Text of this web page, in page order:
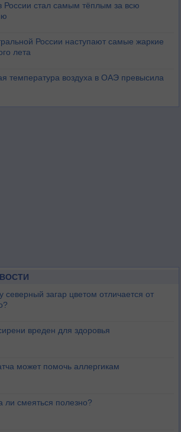
России стал самым тёплым за всю
России наступают самые жаркие
лета
температура воздуха в ОАЭ превысила
северный загар цветом отличается от
вреден для здоровья
может помочь аллергикам
ли смеяться полезно?